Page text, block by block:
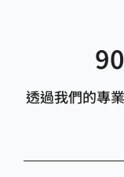
透過我們的專